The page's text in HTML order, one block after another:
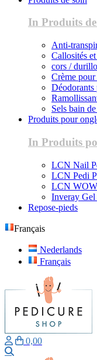
In Produits
Anti-
Callosités
cors /
Crème pour
Déodorants
Sels bain
Produits pour
In Produits
LCN Nail
LCN Pedi
LCN
Inveray Gel
Repose-pieds
Français
Nederlands
Français
0,00